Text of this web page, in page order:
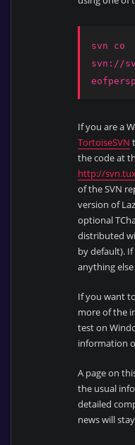
svn co
svn://
If you are a
TortoiseSVN
the code at
http://
of the SVN
version of
optional
distributed
by default).
anything
If you want
more of the
test on
information
A page on
the usual
detailed
news will